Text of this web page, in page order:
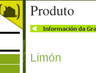
Produto
Limón